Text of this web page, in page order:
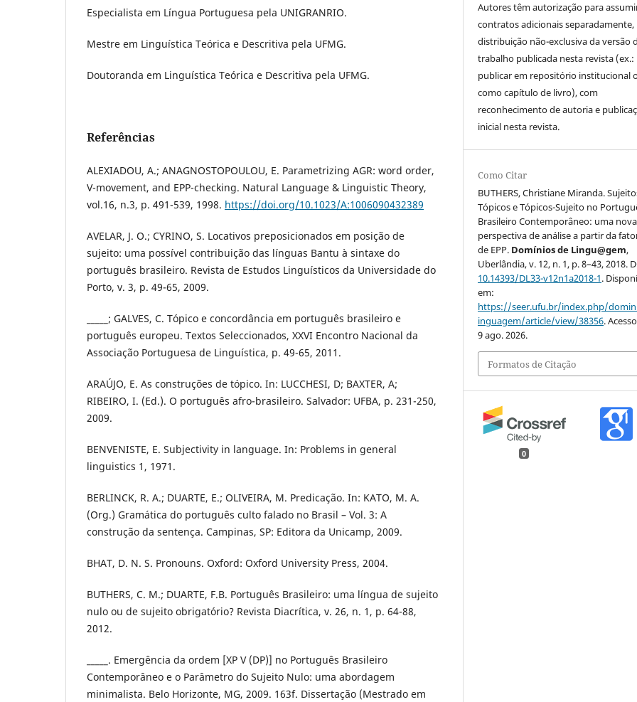
Especialista em Língua Portuguesa pela UNIGRANRIO.
Mestre em Linguística Teórica e Descritiva pela UFMG.
Doutoranda em Linguística Teórica e Descritiva pela UFMG.
Referências
ALEXIADOU, A.; ANAGNOSTOPOULOU, E. Parametrizing AGR: word order,
V-movement, and EPP-checking. Natural Language & Linguistic Theory,
vol.16, n.3, p. 491-539, 1998. https://doi.org/10.1023/A:1006090432389
AVELAR, J. O.; CYRINO, S. Locativos preposicionados em posição de
sujeito: uma possível contribuição das línguas Bantu à sintaxe do
português brasileiro. Revista de Estudos Linguísticos da Universidade do
Porto, v. 3, p. 49-65, 2009.
_____; GALVES, C. Tópico e concordância em português brasileiro e
português europeu. Textos Seleccionados, XXVI Encontro Nacional da
Associação Portuguesa de Linguística, p. 49-65, 2011.
ARAÚJO, E. As construções de tópico. In: LUCCHESI, D; BAXTER, A;
RIBEIRO, I. (Ed.). O português afro-brasileiro. Salvador: UFBA, p. 231-250,
2009.
BENVENISTE, E. Subjectivity in language. In: Problems in general
linguistics 1, 1971.
BERLINCK, R. A.; DUARTE, E.; OLIVEIRA, M. Predicação. In: KATO, M. A.
(Org.) Gramática do português culto falado no Brasil – Vol. 3: A
construção da sentença. Campinas, SP: Editora da Unicamp, 2009.
BHAT, D. N. S. Pronouns. Oxford: Oxford University Press, 2004.
BUTHERS, C. M.; DUARTE, F.B. Português Brasileiro: uma língua de sujeito
nulo ou de sujeito obrigatório? Revista Diacrítica, v. 26, n. 1, p. 64-88,
2012.
_____. Emergência da ordem [XP V (DP)] no Português Brasileiro
Contemporâneo e o Parâmetro do Sujeito Nulo: uma abordagem
minimalista. Belo Horizonte, MG, 2009. 163f. Dissertação (Mestrado em
Autores têm autorização para
contratos adicionais separadamente,
distribuição não-exclusiva da versão
trabalho publicada nesta revista (ex.:
publicar em repositório institucional
como capítulo de livro), com
reconhecimento de autoria e
inicial nesta revista.
Como Citar
BUTHERS, Christiane Miranda.
Tópicos e Tópicos-Sujeito no
Brasileiro Contemporâneo: uma nova
perspectiva de análise a partir da
de EPP. Domínios de Lingu@gem,
Uberlândia, v. 12, n. 1, p. 8–43, 2018.
10.14393/DL33-v12n1a2018-1.
em:
https://seer.ufu.br/index.php/
inguagem/article/view/38356.
9 ago. 2026.
Formatos de Citação
0